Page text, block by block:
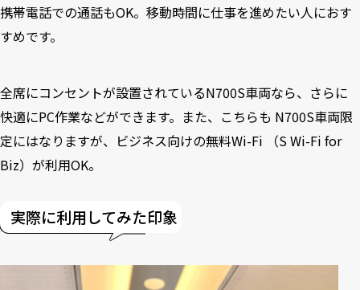
携帯電話での通話もOK。移動時間に仕事を進めたい人におす
すめです。
全席にコンセントが設置されているN700S車両なら、さらに
快適にPC作業などができます。また、こちらも N700S車両限
定にはなりますが、ビジネス向けの無料Wi-Fi （S Wi-Fi for
Biz）が利用OK。
実際に利用してみた印象